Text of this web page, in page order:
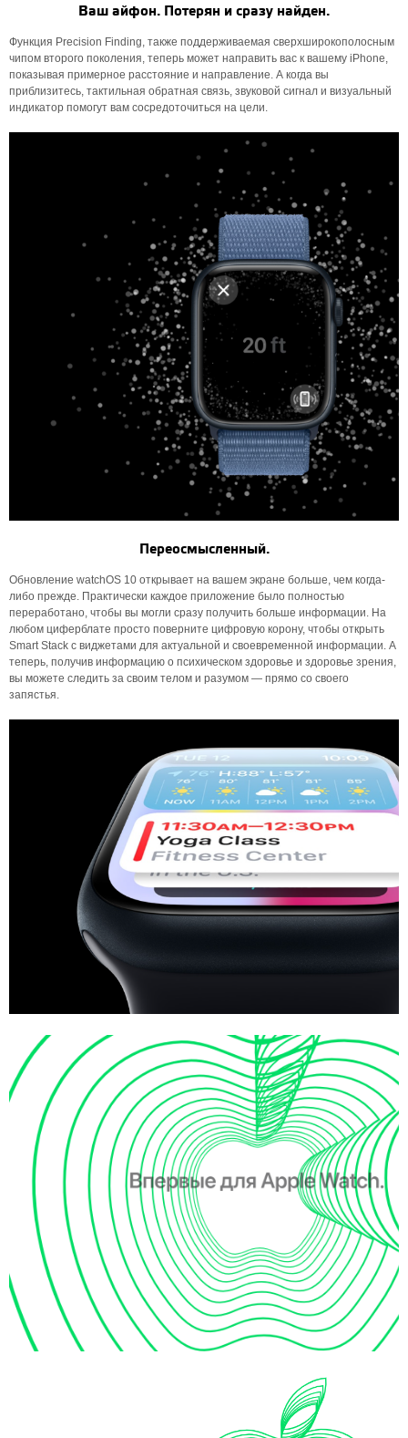
Ваш айфон. Потерян и сразу найден.
Функция Precision Finding, также поддерживаемая сверхширокополосным
чипом второго поколения, теперь может направить вас к вашему iPhone,
показывая примерное расстояние и направление. А когда вы
приблизитесь, тактильная обратная связь, звуковой сигнал и визуальный
индикатор помогут вам сосредоточиться на цели.
Переосмысленный.
Обновление watchOS 10 открывает на вашем экране больше, чем когда-
либо прежде. Практически каждое приложение было полностью
переработано, чтобы вы могли сразу получить больше информации. На
любом циферблате просто поверните цифровую корону, чтобы открыть
Smart Stack с виджетами для актуальной и своевременной информации. А
теперь, получив информацию о психическом здоровье и здоровье зрения,
вы можете следить за своим телом и разумом — прямо со своего
запястья.